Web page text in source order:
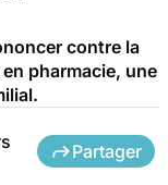
contre la
pharmacie, une
Partager